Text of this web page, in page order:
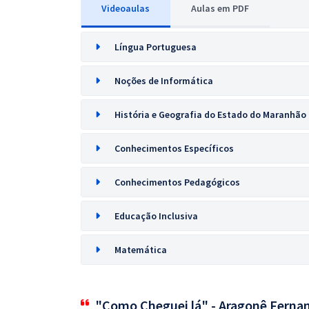
Videoaulas Aulas em PDF
Língua Portuguesa
Noções de Informática
História e Geografia do Estado do Maranhão
Conhecimentos Específicos
Conhecimentos Pedagógicos
Educação Inclusiva
Matemática
"Como Cheguei lá" - Aragonê